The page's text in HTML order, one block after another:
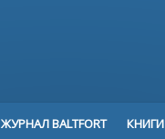
ЖУРНАЛ BALTFORT КНИГИ